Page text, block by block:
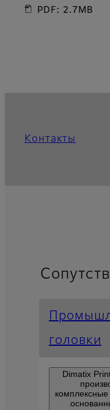
PDF: 2.7MB
Контакты
головки
Dimatix
комплексные